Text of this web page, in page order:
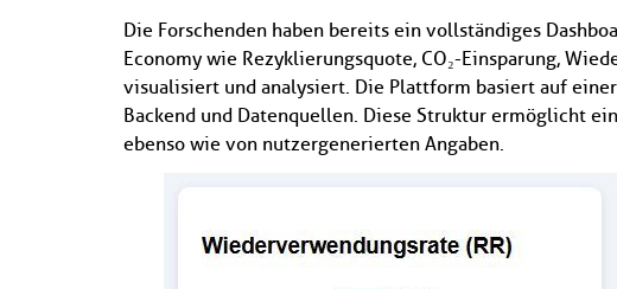
Die Forschenden haben bereits ein vollständiges
Economy wie Rezyklierungsquote, CO₂-Einsparung,
visualisiert und analysiert. Die Plattform basiert auf
Backend und Datenquellen. Diese Struktur ermöglicht
ebenso wie von nutzergenerierten Angaben.